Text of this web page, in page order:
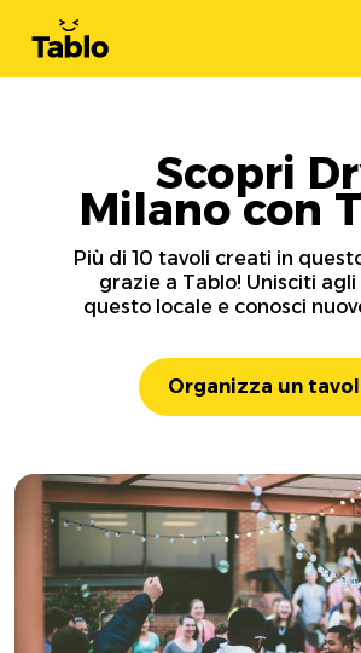
Scopri
Milano con
Più di 10 tavoli creati in
grazie a Tablo! Unisciti agli
questo locale e conosci
Organizza un